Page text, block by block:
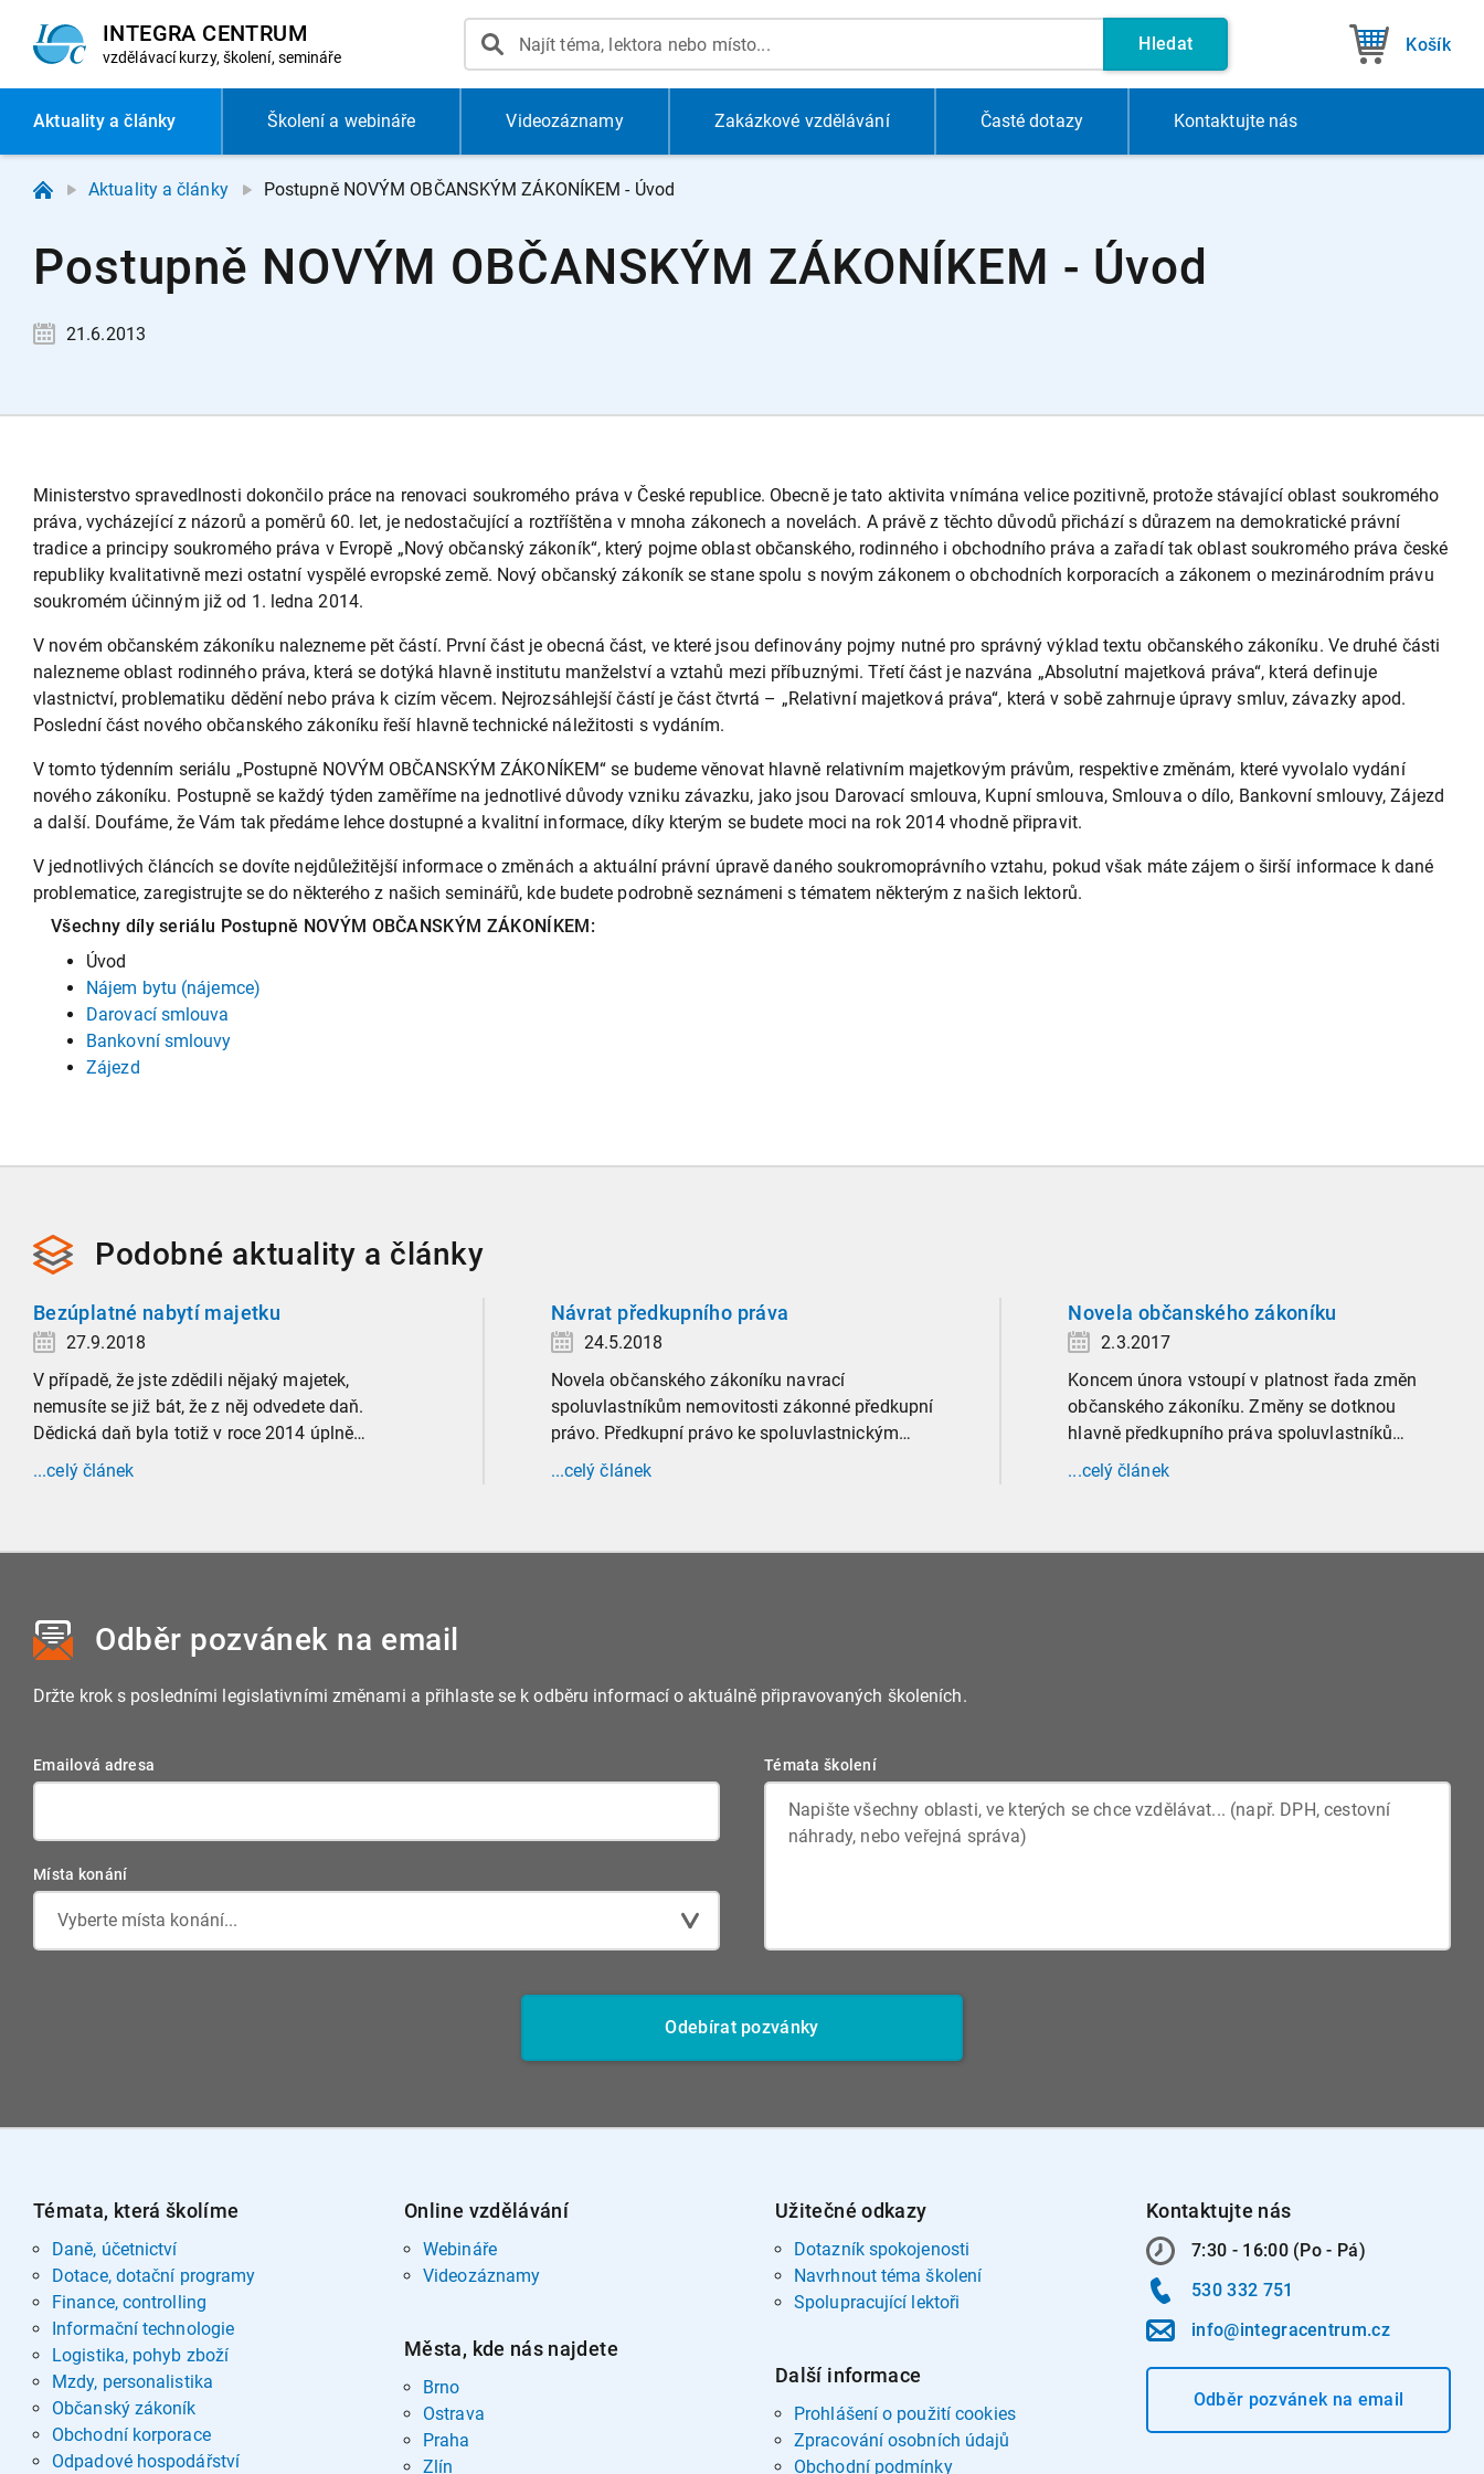
INTEGRA CENTRUM
vzdělávací kurzy, školení, semináře
Hledat Košík
Aktualitya články Školení a webináře Videozáznamy Zakázkové vzdělávání Časté dotazy Kontaktujte nás
Aktuality a články Postupně NOVÝM OBČANSKÝM ZÁKONÍKEM - Úvod
Postupně NOVÝM OBČANSKÝM ZÁKONÍKEM - Úvod
21.6.2013
Ministerstvo spravedlnosti dokončilo práce na renovaci soukromého práva v České republice. Obecně je tato aktivita vnímána velice pozitivně, protože stávající oblast soukromého
práva, vycházející z názorů a poměrů 60. let, je nedostačující a roztříštěna v mnoha zákonech a novelách. A právě z těchto důvodů přichází s důrazem na demokratické právní
tradice a principy soukromého práva v Evropě „Nový občanský zákoník“, který pojme oblast občanského, rodinného i obchodního práva a zařadí tak oblast soukromého práva české
republiky kvalitativně mezi ostatní vyspělé evropské země. Nový občanský zákoník se stane spolu s novým zákonem o obchodních korporacích a zákonem o mezinárodním právu
soukromém účinným již od 1. ledna 2014.
V novém občanském zákoníku nalezneme pět částí. První část je obecná část, ve které jsou definovány pojmy nutné pro správný výklad textu občanského zákoníku. Ve druhé části
nalezneme oblast rodinného práva, která se dotýká hlavně institutu manželství a vztahů mezi příbuznými. Třetí část je nazvána „Absolutní majetková práva“, která definuje
vlastnictví, problematiku dědění nebo práva k cizím věcem. Nejrozsáhlejší částí je část čtvrtá – „Relativní majetková práva“, která v sobě zahrnuje úpravy smluv, závazky apod.
Poslední část nového občanského zákoníku řeší hlavně technické náležitosti s vydáním.
V tomto týdenním seriálu „Postupně NOVÝM OBČANSKÝM ZÁKONÍKEM“ se budeme věnovat hlavně relativním majetkovým právům, respektive změnám, které vyvolalo vydání
nového zákoníku. Postupně se každý týden zaměříme na jednotlivé důvody vzniku závazku, jako jsou Darovací smlouva, Kupní smlouva, Smlouva o dílo, Bankovní smlouvy, Zájezd
a další. Doufáme, že Vám tak předáme lehce dostupné a kvalitní informace, díky kterým se budete moci na rok 2014 vhodně připravit.
V jednotlivých článcích se dovíte nejdůležitější informace o změnách a aktuální právní úpravě daného soukromoprávního vztahu, pokud však máte zájem o širší informace k dané
problematice, zaregistrujte se do některého z našich seminářů, kde budete podrobně seznámeni s tématem některým z našich lektorů.
Všechny díly seriálu Postupně NOVÝM OBČANSKÝM ZÁKONÍKEM:
Úvod
Nájem bytu (nájemce)
Darovací smlouva
Bankovní smlouvy
Zájezd
Podobné aktuality a články
Bezúplatné nabytí majetku
27.9.2018
V případě, že jste zdědili nějaký majetek,
nemusíte se již bát, že z něj odvedete daň.
Dědická daň byla totiž v roce 2014 úplně
zrušena. V současnosti se hovoří o tzv.
bezúplatném nabytí a dle zákona je osvobozeno
...celý článek
Návrat předkupního práva
24.5.2018
Novela občanského zákoníku navrací
spoluvlastníkům nemovitosti zákonné předkupní
právo. Předkupní právo ke spoluvlastnickým
podílům na nemovitých věcech začalo nově
platit od začátku letošního roku.
...celý článek
Novela občanského zákoníku
2.3.2017
Koncem února vstoupí v platnost řada změn
občanského zákoníku. Změny se dotknou
hlavně předkupního práva spoluvlastníků
nemovitostí, výše kauce u nájmu bytu a domu a
rozšíření režimu inženýrských sítí na všechny
...celý článek
Odběr pozvánek na email
Držte krok s posledními legislativními změnami a přihlaste se k odběru informací o aktuálně připravovaných školeních.
Emailová adresa
Místa konání
Vyberte místa konání...
Témata školení
Odebírat pozvánky
Témata, která školíme
Daně, účetnictví
Dotace, dotační programy
Finance, controlling
Informační technologie
Logistika, pohyb zboží
Mzdy, personalistika
Občanský zákoník
Obchodní korporace
Odpadové hospodářství
Online vzdělávání
Webináře
Videozáznamy
Města, kde nás najdete
Brno
Ostrava
Praha
Zlín
Užitečné odkazy
Dotazník spokojenosti
Navrhnout téma školení
Spolupracující lektoři
Další informace
Prohlášení o použití cookies
Zpracování osobních údajů
Obchodní podmínky
Kontaktujte nás
7:30 - 16:00 (Po - Pá)
530 332 751
info@integracentrum.cz
Odběr pozvánekna email